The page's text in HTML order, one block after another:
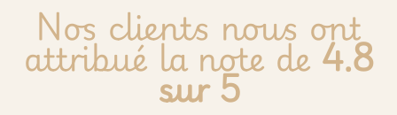
Nos clients nous ont
attribué la note de4.8
sur 5